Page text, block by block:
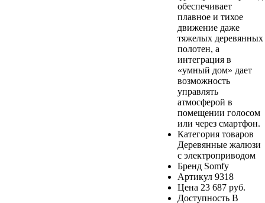
обеспечивает
плавное и тихое
движение даже
тяжелых деревянных
полотен, а
интеграция в
«умный дом» дает
возможность
управлять
атмосферой в
помещении голосом
или через смартфон.
Категория товаров
Деревянные жалюзи
с электроприводом
Бренд Somfy
Артикул 9318
Цена 23 687 руб.
Доступность В